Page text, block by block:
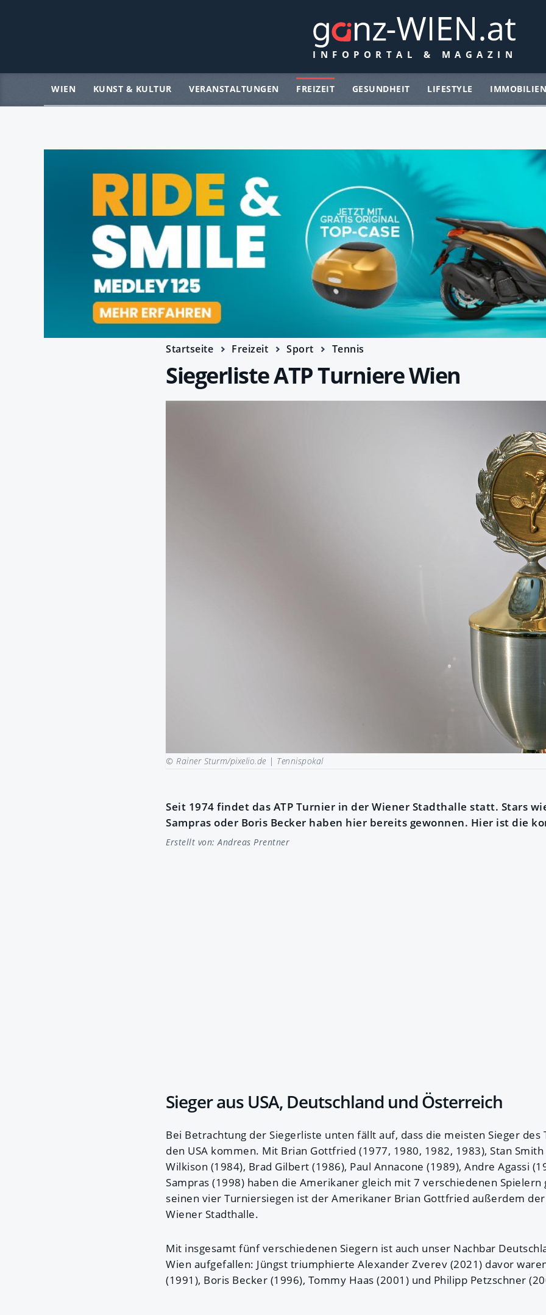
WIEN KUNST & KULTUR VERANSTALTUNGEN FREIZEIT GESUNDHEIT LIFESTYLE
Startseite Freizeit Sport Tennis
Siegerliste ATP Turniere Wien
© Rainer Sturm/pixelio.de | Tennispokal
Seit 1974 findet das ATP Turnier in der Wiener Stadthalle statt. Stars
Sampras oder Boris Becker haben hier bereits gewonnen. Hier ist die
Erstellt von: Andreas Prentner
Sieger aus USA, Deutschland und Österreich
Bei Betrachtung der Siegerliste unten fällt auf, dass die meisten Sieger des
den USA kommen. Mit Brian Gottfried (1977, 1980, 1982, 1983), Stan
Wilkison (1984), Brad Gilbert (1986), Paul Annacone (1989), Andre Agassi
Sampras (1998) haben die Amerikaner gleich mit 7 verschiedenen
seinen vier Turniersiegen ist der Amerikaner Brian Gottfried außerdem
Wiener Stadthalle.
Mit insgesamt fünf verschiedenen Siegern ist auch unser Nachbar
Wien aufgefallen: Jüngst triumphierte Alexander Zverev (2021) davor
(1991), Boris Becker (1996), Tommy Haas (2001) und Philipp Petzschner